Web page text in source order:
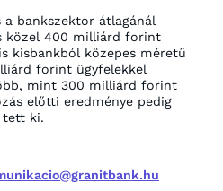
a bankszektor átlagánál
közel 400 milliárd forint
kisbankból közepes méretű
forint ügyfelekkel
mint 300 milliárd forint
előtti eredménye pedig
tett ki.